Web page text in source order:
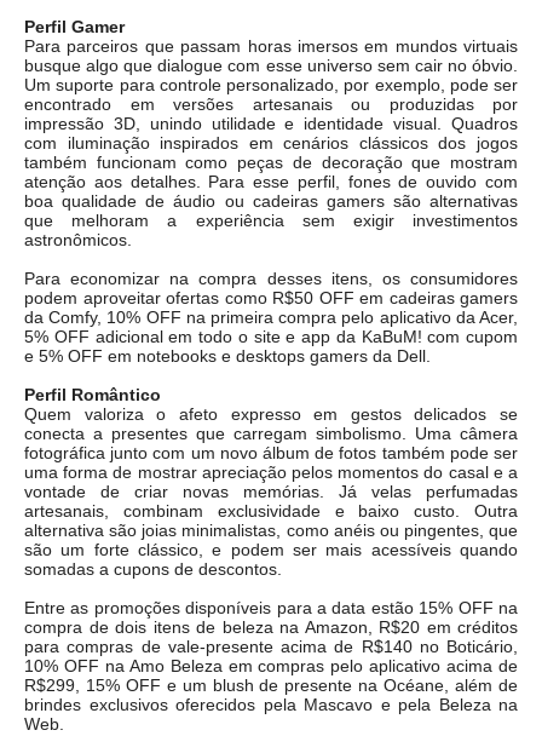
Perfil Gamer
Para parceiros que passam horas imersos em mundos virtuais
busque algo que dialogue com esse universo sem cair no óbvio.
Um suporte para controle personalizado, por exemplo, pode ser
encontrado em versões artesanais ou produzidas por
impressão 3D, unindo utilidade e identidade visual. Quadros
com iluminação inspirados em cenários clássicos dos jogos
também funcionam como peças de decoração que mostram
atenção aos detalhes. Para esse perfil, fones de ouvido com
boa qualidade de áudio ou cadeiras gamers são alternativas
que melhoram a experiência sem exigir investimentos
astronômicos.
Para economizar na compra desses itens, os consumidores
podem aproveitar ofertas como R$50 OFF em cadeiras gamers
da Comfy, 10% OFF na primeira compra pelo aplicativo da Acer,
5% OFF adicional em todo o site e app da KaBuM! com cupom
e 5% OFF em notebooks e desktops gamers da Dell.
Perfil Romântico
Quem valoriza o afeto expresso em gestos delicados se
conecta a presentes que carregam simbolismo. Uma câmera
fotográfica junto com um novo álbum de fotos também pode ser
uma forma de mostrar apreciação pelos momentos do casal e a
vontade de criar novas memórias. Já velas perfumadas
artesanais, combinam exclusividade e baixo custo. Outra
alternativa são joias minimalistas, como anéis ou pingentes, que
são um forte clássico, e podem ser mais acessíveis quando
somadas a cupons de descontos.
Entre as promoções disponíveis para a data estão 15% OFF na
compra de dois itens de beleza na Amazon, R$20 em créditos
para compras de vale-presente acima de R$140 no Boticário,
10% OFF na Amo Beleza em compras pelo aplicativo acima de
R$299, 15% OFF e um blush de presente na Océane, além de
brindes exclusivos oferecidos pela Mascavo e pela Beleza na
Web.